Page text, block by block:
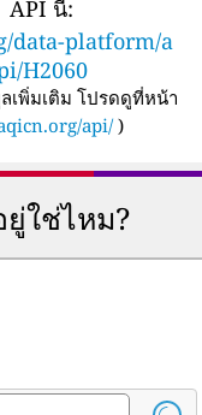
API นี้:
data-platform/a
H2060
เพิ่มเติม โปรดดูที่หน้า
api/ )
ใช่ไหม?